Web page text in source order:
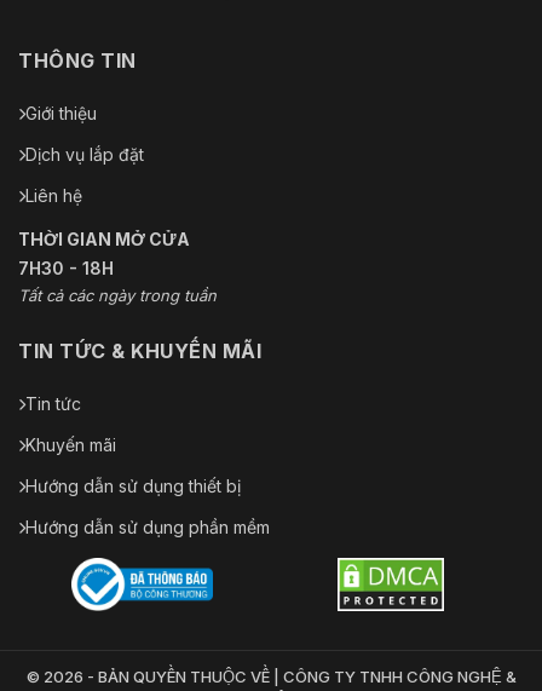
THÔNG TIN
Giới thiệu
Dịch vụ lắp đặt
Liên hệ
THỜI GIAN MỞ CỬA
7H30 - 18H
Tất cả các ngày trong tuần
TIN TỨC & KHUYẾN MÃI
Tin tức
Khuyến mãi
Hướng dẫn sử dụng thiết bị
Hướng dẫn sử dụng phần mềm
© 2026 - BẢN QUYỀN THUỘC VỀ | CÔNG TY TNHH CÔNG NGHỆ &